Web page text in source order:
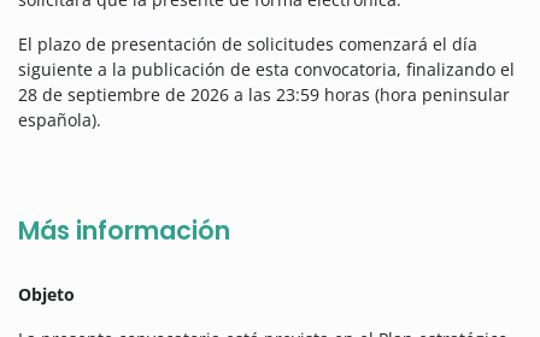
El plazo de presentación de solicitudes comenzará el día
siguiente a la publicación de esta convocatoria, finalizando el
28 de septiembre de 2026 a las 23:59 horas (hora peninsular
española).
Más información
Objeto